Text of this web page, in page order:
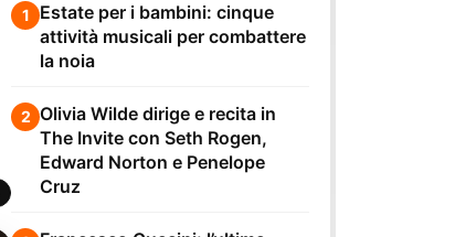
1
Estate per i bambini: cinque
attività musicali per combattere
la noia
2 Olivia Wilde dirige e recita in
The Invite con Seth Rogen,
Edward Norton e Penelope
Cruz